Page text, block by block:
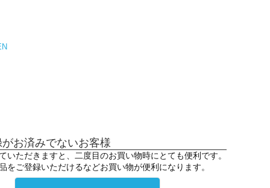
お済みでないお客様
いただきますと、二度目のお買い物時にとても便利です。
をご登録いただけるなどお買い物が便利になります。